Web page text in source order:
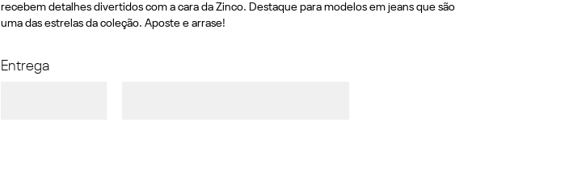
recebem detalhes divertidos com a cara da Zinco. Destaque para modelos em jeans que são
uma das estrelas da coleção. Aposte e arrase!
Entrega